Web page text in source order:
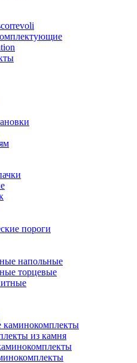
пороги
напольные
торцевые
каминокомплекты
из камня